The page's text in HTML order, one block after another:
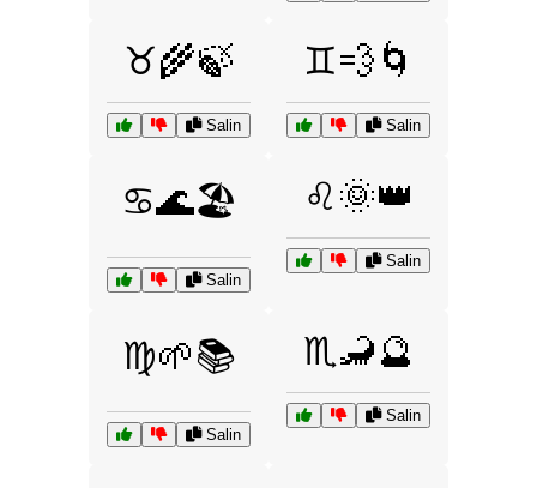
♉🌾🍃
Salin
♊💨🌀
Salin
♋🌊🏖️
Salin
♌🌞👑
Salin
♍🌱📚
Salin
♏🦂🔮
Salin